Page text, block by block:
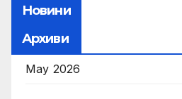
Новини
Архиви
May 2026